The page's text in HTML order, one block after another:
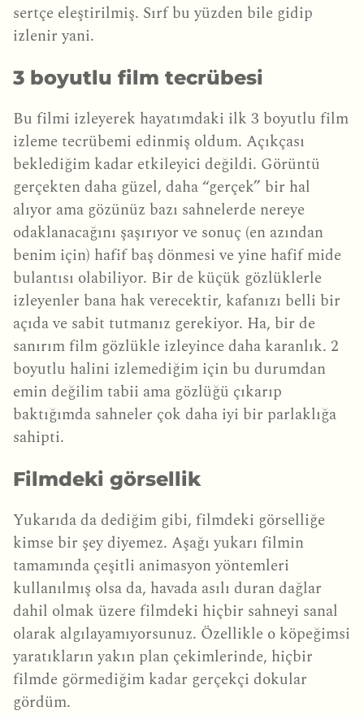
sertçe eleştirilmiş. Sırf bu yüzden bile gidip
izlenir yani.
3 boyutlu film tecrübesi
Bu filmi izleyerek hayatımdaki ilk 3 boyutlu film
izleme tecrübemi edinmiş oldum. Açıkçası
beklediğim kadar etkileyici değildi. Görüntü
gerçekten daha güzel, daha “gerçek” bir hal
alıyor ama gözünüz bazı sahnelerde nereye
odaklanacağını şaşırıyor ve sonuç (en azından
benim için) hafif baş dönmesi ve yine hafif mide
bulantısı olabiliyor. Bir de küçük gözlüklerle
izleyenler bana hak verecektir, kafanızı belli bir
açıda ve sabit tutmanız gerekiyor. Ha, bir de
sanırım film gözlükle izleyince daha karanlık. 2
boyutlu halini izlemediğim için bu durumdan
emin değilim tabii ama gözlüğü çıkarıp
baktığımda sahneler çok daha iyi bir parlaklığa
sahipti.
Filmdeki görsellik
Yukarıda da dediğim gibi, filmdeki görselliğe
kimse bir şey diyemez. Aşağı yukarı filmin
tamamında çeşitli animasyon yöntemleri
kullanılmış olsa da, havada asılı duran dağlar
dahil olmak üzere filmdeki hiçbir sahneyi sanal
olarak algılayamıyorsunuz. Özellikle o köpeğimsi
yaratıkların yakın plan çekimlerinde, hiçbir
filmde görmediğim kadar gerçekçi dokular
gördüm.